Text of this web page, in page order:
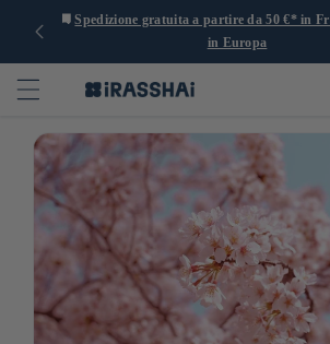
🍙 Ristoranti, negozi e caffetterie